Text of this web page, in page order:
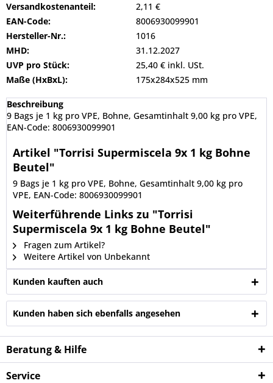
Versandkostenanteil:
2,11 €
EAN-Code:
8006930099901
Hersteller-Nr.:
1016
MHD:
31.12.2027
UVP pro Stück:
25,40 € inkl. USt.
Maße (HxBxL):
175x284x525 mm
Beschreibung
9 Bags je 1 kg pro VPE, Bohne, Gesamtinhalt 9,00 kg pro VPE,
EAN-Code: 8006930099901
Artikel "Torrisi Supermiscela 9x 1 kg Bohne
Beutel"
9 Bags je 1 kg pro VPE, Bohne, Gesamtinhalt 9,00 kg pro
VPE, EAN-Code: 8006930099901
Weiterführende Links zu "Torrisi
Supermiscela 9x 1 kg Bohne Beutel"
Fragen zum Artikel?
Weitere Artikel von Unbekannt
Kunden kauften auch
Kunden haben sich ebenfalls angesehen
Beratung & Hilfe
Service